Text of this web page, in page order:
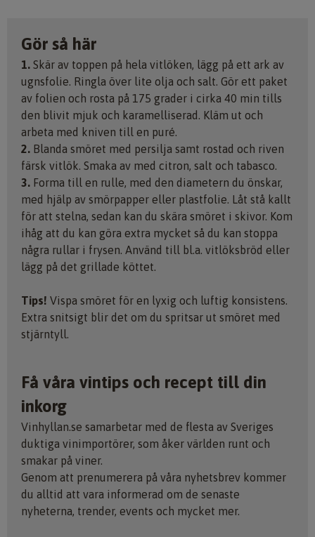
Gör så här
1. Skär av toppen på hela vitlöken, lägg på ett ark av
ugnsfolie. Ringla över lite olja och salt. Gör ett paket
av folien och rosta på 175 grader i cirka 40 min tills
den blivit mjuk och karamelliserad. Kläm ut och
arbeta med kniven till en puré.
2. Blanda smöret med persilja samt rostad och riven
färsk vitlök. Smaka av med citron, salt och tabasco.
3. Forma till en rulle, med den diametern du önskar,
med hjälp av smörpapper eller plastfolie. Låt stå kallt
för att stelna, sedan kan du skära smöret i skivor. Kom
ihåg att du kan göra extra mycket så du kan stoppa
några rullar i frysen. Använd till bl.a. vitlöksbröd eller
lägg på det grillade köttet.
Tips! Vispa smöret för en lyxig och luftig konsistens.
Extra snitsigt blir det om du spritsar ut smöret med
stjärntyll.
Få våra vintips och recept till din
inkorg
Vinhyllan.se samarbetar med de flesta av Sveriges
duktiga vinimportörer, som åker världen runt och
smakar på viner.
Genom att prenumerera på våra nyhetsbrev kommer
du alltid att vara informerad om de senaste
nyheterna, trender, events och mycket mer.